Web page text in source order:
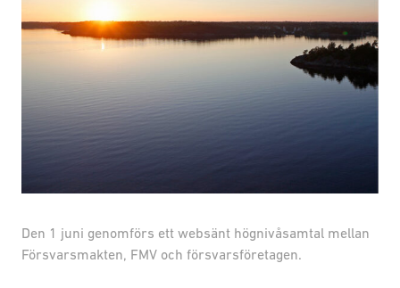
Den 1 juni genomförs ett websänt högnivåsamtal mellan
Försvarsmakten, FMV och försvarsföretagen.